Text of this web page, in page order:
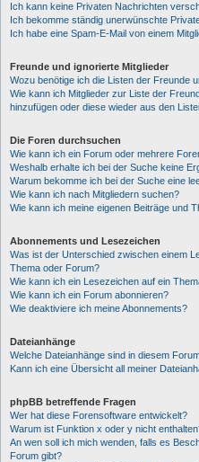
Ich kann keine Privaten Nachrichten
Ich bekomme ständig unerwünschte
Ich habe eine Spam-E-Mail von einem
Freunde und ignorierte Mitglieder
Wozu benötige ich die Listen der Freunde
Wie kann ich Mitglieder zur Liste der
hinzufügen oder diese wieder aus den
Die Foren durchsuchen
Wie kann ich ein Forum oder mehrere
Weshalb erhalte ich bei der Suche keine
Warum bekomme ich bei der Suche eine
Wie kann ich nach Mitgliedern suchen?
Wie kann ich meine eigenen Beiträge und
Abonnements und Lesezeichen
Was ist der Unterschied zwischen einem
Thema oder Forum?
Wie kann ich ein Lesezeichen auf ein
Wie kann ich ein Forum abonnieren?
Wie deaktiviere ich meine Abonnements?
Dateianhänge
Welche Dateianhänge sind in diesem
Kann ich eine Übersicht all meiner
phpBB betreffende Fragen
Wer hat diese Forensoftware entwickelt?
Warum ist Funktion x oder y nicht
An wen soll ich mich wenden, falls es
Forum gibt?